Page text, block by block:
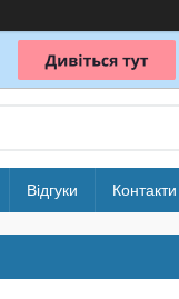
Відгуки Контакти